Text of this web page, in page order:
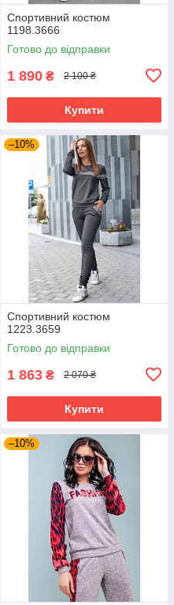
Спортивний костюм
1198.3666
Готово до відправки
1 890 ₴ 2 100 ₴
Купити
–10%
Спортивний костюм
1223.3659
Готово до відправки
1 863 ₴ 2 070 ₴
Купити
–10%